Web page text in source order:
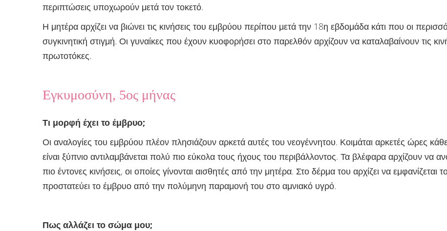
περιπτώσεις υποχωρούν μετά τον τοκετό.
Η μητέρα αρχίζει να βιώνει τις κινήσεις του εμβρύου περίπου μετά την 18η εβδομάδα κάτι που οι
συγκινητική στιγμή. Οι γυναίκες που έχουν κυοφορήσει στο παρελθόν αρχίζουν να καταλαβαίνουν τις
πρωτοτόκες.
Eγκυμοσύνη, 5ος μήνας
Τι μορφή έχει το έμβρυο;
Οι αναλογίες του εμβρύου πλέον πλησιάζουν αρκετά αυτές του νεογέννητου. Κοιμάται αρκετές ώρες
είναι ξύπνιο αντιλαμβάνεται πολύ πιο εύκολα τους ήχους του περιβάλλοντος. Τα βλέφαρα αρχίζουν να
πιο έντονες κινήσεις, οι οποίες γίνονται αισθητές από την μητέρα. Στο δέρμα του αρχίζει να
προστατεύει το έμβρυο από την πολύμηνη παραμονή του στο αμνιακό υγρό.
Πως αλλάζει το σώμα μου;